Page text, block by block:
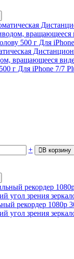
вращающееся
г Для iPhone 7/7
+ В корзину
рекордер 1080p
угол зрения